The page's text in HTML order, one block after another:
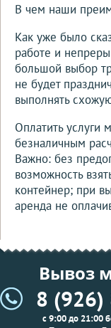
В чем наши
Как уже было
работе и
большой выбор
не будет
выполнять
Оплатить услуги
безналичным
Важно: без
возможность
контейнер; при
аренда не
Вывоз
8 (926)
с 9:00 до 21:00